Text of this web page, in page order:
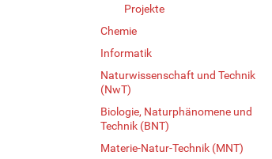
Projekte
Chemie
Informatik
Naturwissenschaft und Technik
(NwT)
Biologie, Naturphänomene und
Technik (BNT)
Materie-Natur-Technik (MNT)